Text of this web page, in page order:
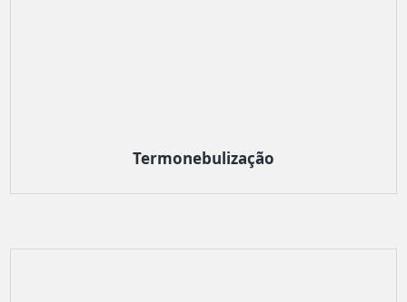
Termonebulização